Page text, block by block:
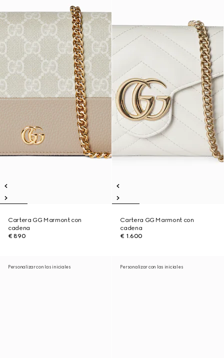
Cartera GG Marmont con
cadena
€ 890
Cartera GG Marmont con
cadena
€ 1.600
Personalizar con las iniciales Personalizar con las iniciales